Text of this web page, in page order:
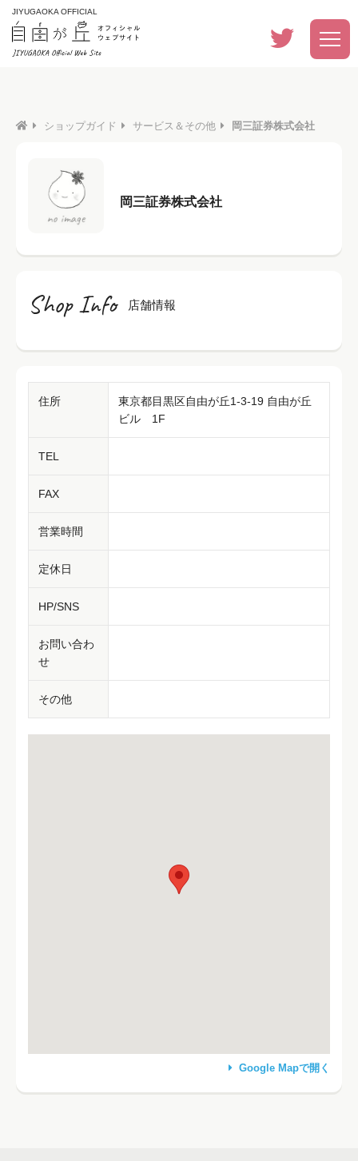
JIYUGAOKA OFFICIAL
ショップガイド サービス＆その他 岡三証券株式会社
岡三証券株式会社
Shop Info 店舗情報
住所
東京都目黒区自由が丘1-3-19 自由が丘
ビル 1F
TEL
FAX
営業時間
定休日
HP/SNS
お問い合わ
せ
その他
Google Mapで開く